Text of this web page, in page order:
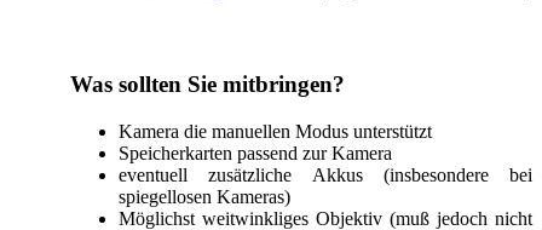
Was sollten Sie mitbringen?
Kamera die manuellen Modus unterstützt
Speicherkarten passend zur Kamera
eventuell zusätzliche Akkus (insbesondere bei
spiegellosen Kameras)
Möglichst weitwinkliges Objektiv (muß jedoch nicht